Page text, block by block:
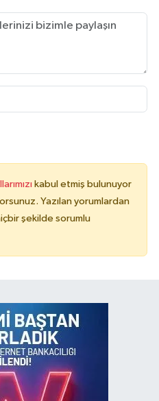
kabul etmiş bulunuyor
Yazılan yorumlardan
şekilde sorumlu